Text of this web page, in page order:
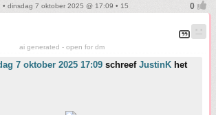
• dinsdag 7 oktober 2025 @ 17:09 • 15
ai generated - open for dm
7 oktober 2025 17:09 schreef JustinK het